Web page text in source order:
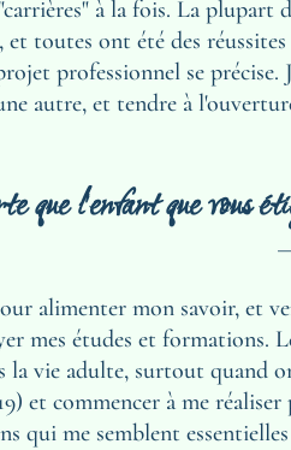
à la fois. La
et toutes ont été des
professionnel se
autre, et tendre à
que l'enfant que vous
alimenter mon savoir, et
mes études et
la vie adulte, surtout quand
et commencer à me
qui me semblent